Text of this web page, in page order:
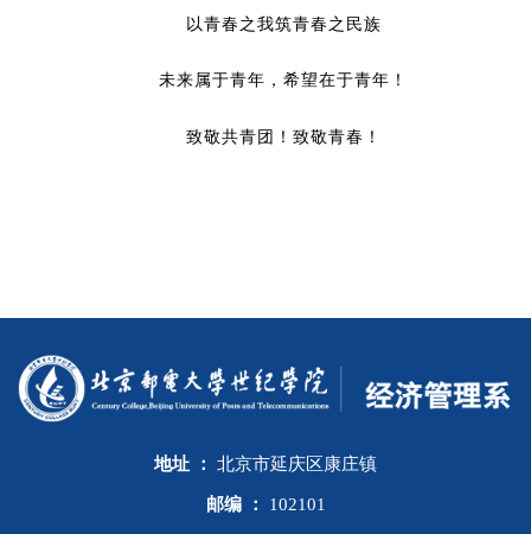
以青春之我筑青春之民族
未来属于青年，希望在于青年！
致敬共青团！致敬青春！
地址 ： 北京市延庆区康庄镇
邮编 ： 102101